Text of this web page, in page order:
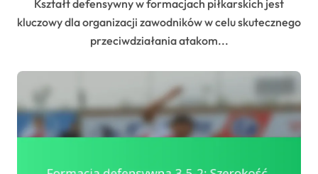
Kształt defensywny w formacjach piłkarskich jest
kluczowy dla organizacji zawodników w celu skutecznego
przeciwdziałania atakom...